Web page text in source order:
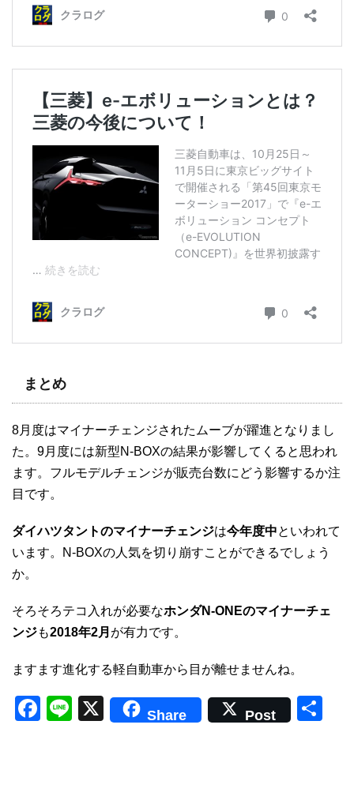
まとめ
8月度はマイナーチェンジされたムーブが躍進となりまし
た。9月度には新型N-BOXの結果が影響してくると思われ
ます。フルモデルチェンジが販売台数にどう影響するか注
目です。
ダイハツタントのマイナーチェンジは今年度中といわれて
います。N-BOXの人気を切り崩すことができるでしょう
か。
そろそろテコ入れが必要なホンダN-ONEのマイナーチェ
ンジも2018年2月 が有力です。
ますます進化する軽自動車から目が離せませんね。
F
Li
X Share Post